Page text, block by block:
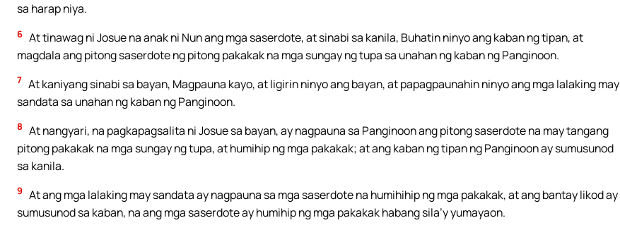
sa harap niya.
6 At tinawag ni Josue na anak ni Nun ang mga saserdote, at sinabi sa kanila, Buhatin ninyo ang kaban ng tipan, at
magdala ang pitong saserdote ng pitong pakakak na mga sungay ng tupa sa unahan ng kaban ng Panginoon.
7 At kaniyang sinabi sa bayan, Magpauna kayo, at ligirin ninyo ang bayan, at papagpaunahin ninyo ang mga lalaking may
sandata sa unahan ng kaban ng Panginoon.
8 At nangyari, na pagkapagsalita ni Josue sa bayan, ay nagpauna sa Panginoon ang pitong saserdote na may tangang
pitong pakakak na mga sungay ng tupa, at humihip ng mga pakakak; at ang kaban ng tipan ng Panginoon ay sumusunod
sa kanila.
9 At ang mga lalaking may sandata ay nagpauna sa mga saserdote na humihihip ng mga pakakak, at ang bantay likod ay
sumusunod sa kaban, na ang mga saserdote ay humihip ng mga pakakak habang sila’y yumayaon.